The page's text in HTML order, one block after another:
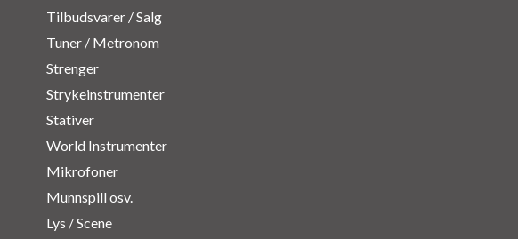
Tilbudsvarer / Salg
Tuner / Metronom
Strenger
Strykeinstrumenter
Stativer
World Instrumenter
Mikrofoner
Munnspill osv.
Lys / Scene